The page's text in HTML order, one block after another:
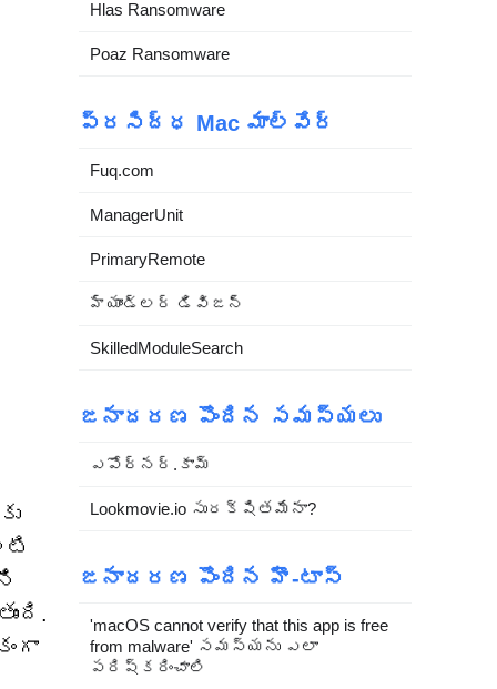
Hlas Ransomware
Poaz Ransomware
ప్రసిద్ధ Mac మాల్వేర్
Fuq.com
ManagerUnit
PrimaryRemote
హ్యాండ్లర్ డివిజన్
SkilledModuleSearch
జనాదరణ పొందిన సమస్యలు
ఎపోర్నర్.కామ్
Lookmovie.io సురక్షితమేనా?
జనాదరణ పొందిన హౌ-టాస్
'macOS cannot verify that this app is free
from malware' సమస్యను ఎలా
పరిష్కరించాలి